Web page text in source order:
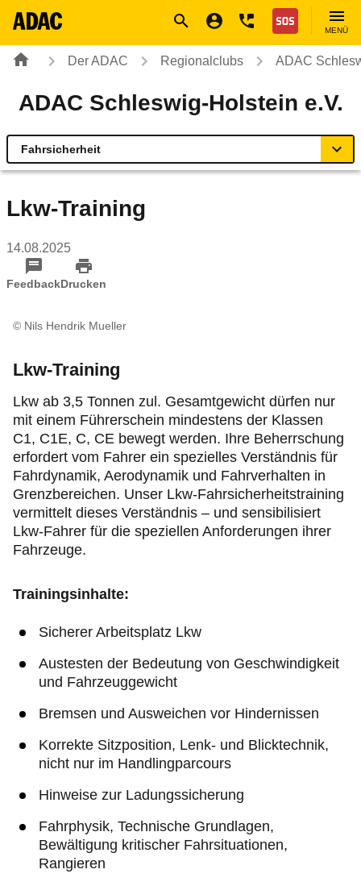
Nothilfe
MENÜ
Der ADAC Regionalclubs ADAC
ADAC Schleswig-Holstein e.V.
Fahrsicherheit
Touristik & Events
Verkehr & Technik
Jugend & Sport
Fahrsicherheit
Ihr ADAC Schleswig-Holstein
Lkw-Training
14.08.2025
FeedbackDrucken
© Nils Hendrik Mueller
Lkw-Training
Lkw ab 3,5 Tonnen zul. Gesamtgewicht dürfen nur
mit einem Führerschein mindestens der Klassen
C1, C1E, C, CE bewegt werden. Ihre Beherrschung
erfordert vom Fahrer ein spezielles Verständnis für
Fahrdynamik, Aerodynamik und Fahrverhalten in
Grenzbereichen. Unser Lkw-Fahrsicherheitstraining
vermittelt dieses Verständnis – und sensibilisiert
Lkw-Fahrer für die speziellen Anforderungen ihrer
Fahrzeuge.
Trainingsinhalte:
Sicherer Arbeitsplatz Lkw
Austesten der Bedeutung von Geschwindigkeit
und Fahrzeuggewicht
Bremsen und Ausweichen vor Hindernissen
Korrekte Sitzposition, Lenk- und Blicktechnik,
nicht nur im Handlingparcours
Hinweise zur Ladungssicherung
Fahrphysik, Technische Grundlagen,
Bewältigung kritischer Fahrsituationen,
Rangieren